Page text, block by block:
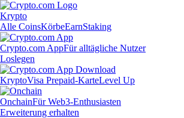
Krypto
Alle CoinsKörbeEarnStaking
Crypto.com AppFür alltägliche Nutzer
Loslegen
KryptoVisa Prepaid-KarteLevel Up
OnchainFür Web3-Enthusiasten
Erweiterung erhalten